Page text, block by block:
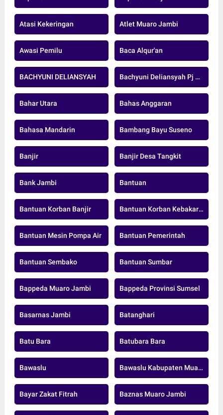
Atasi Kekeringan Atlet Muaro Jambi
Awasi Pemilu Baca Alqur'an
BACHYUNI DELIANSYAH Bachyuni Deliansyah Pj Bupati Muaro Jambi
Bahar Utara Bahas Anggaran
Bahasa Mandarin Bambang Bayu Suseno
Banjir Banjir Desa Tangkit
Bank Jambi Bantuan
Bantuan Korban Banjir Bantuan Korban Kebakaran
Bantuan Mesin Pompa Air Bantuan Pemerintah
Bantuan Sembako Bantuan Sumbar
Bappeda Muaro Jambi Bappeda Provinsi Sumsel
Basarnas Jambi Batanghari
Batu Bara Batubara Bara
Bawaslu Bawaslu Kabupaten Muaro Jambi
Bayar Zakat Fitrah Baznas Muaro Jambi